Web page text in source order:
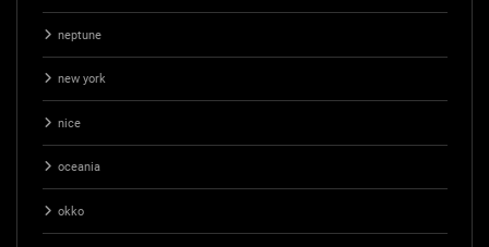
neptune
new york
nice
oceania
okko